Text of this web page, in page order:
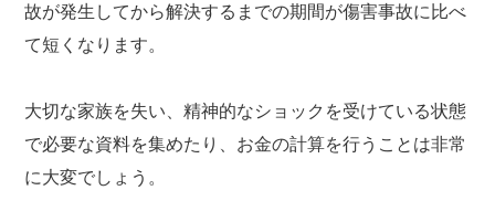
故が発生してから解決するまでの期間が傷害事故に比べ
て短くなります。
大切な家族を失い、精神的なショックを受けている状態
で必要な資料を集めたり、お金の計算を行うことは非常
に大変でしょう。